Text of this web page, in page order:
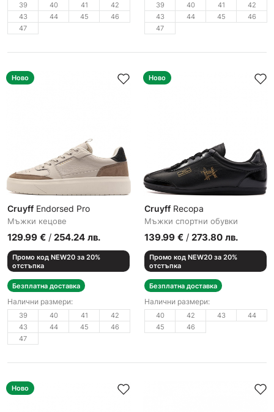
39 40 41
42
43
44 45
46
47
39 40 41
42
43
44 45
46
47
Ново
Cruyff Endorsed Pro
Мъжки кецове
129.99 € / 254.24 лв.
Промо код NEW20 за 20%
отстъпка
Безплатна доставка
Налични размери:
39 40 41
42
43
44 45
46
47
Ново
Cruyff Recopa
Мъжки спортни обувки
139.99 € / 273.80 лв.
Промо код NEW20 за 20%
отстъпка
Безплатна доставка
Налични размери:
40 42 43
44
45
46
Ново